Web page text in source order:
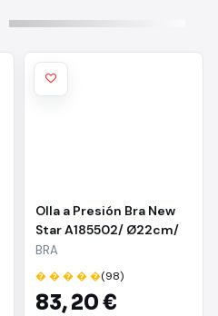
Olla a Presión Bra New
Star A185502/ Ø22cm/
6L/ Acero Inoxidable/
Apta para Inducción
BRA
� � � � �(98)
83,20 €